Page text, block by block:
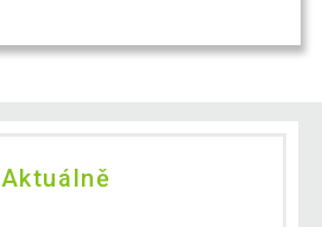
Aktuálně